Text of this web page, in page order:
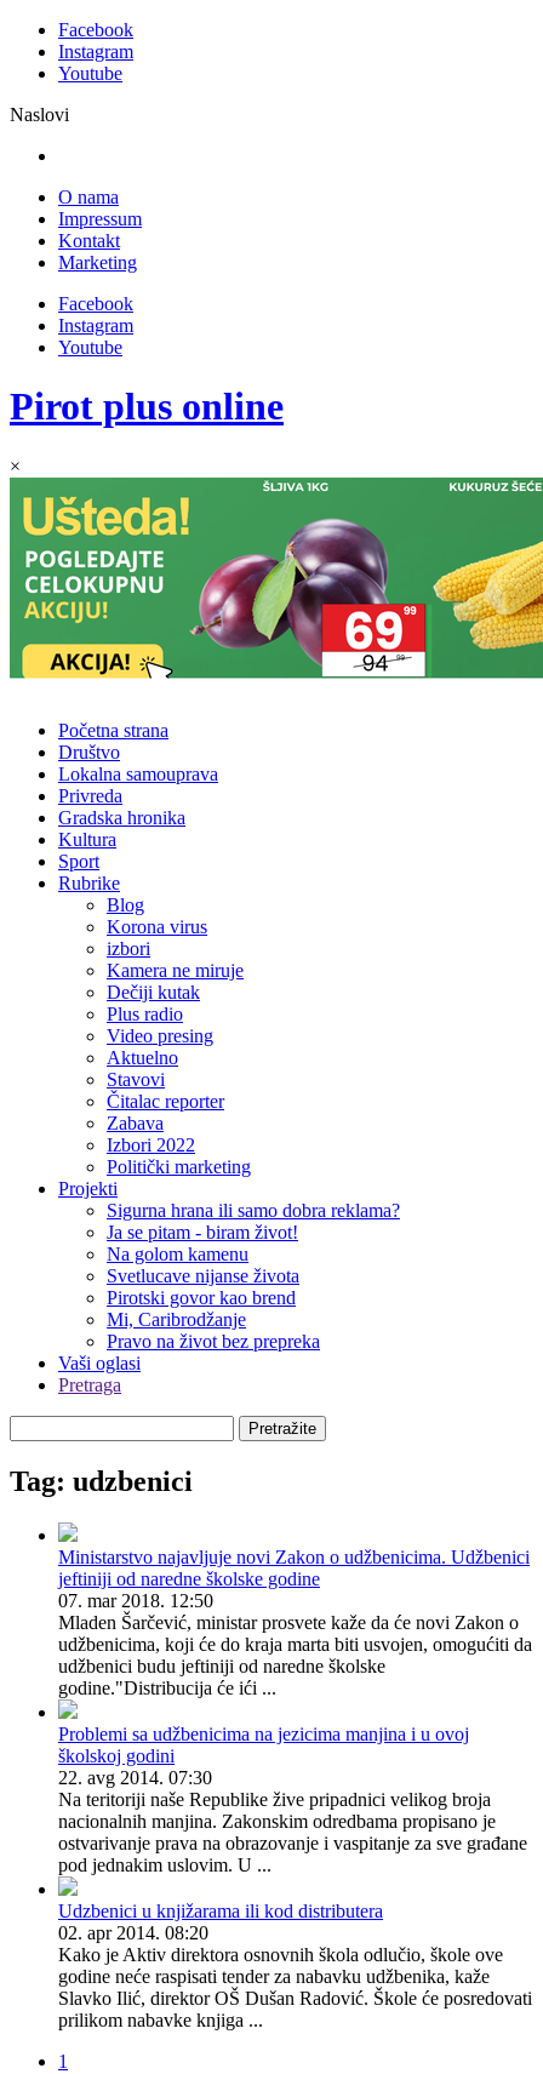
Facebook
Instagram
Youtube
Naslovi
O nama
Impressum
Kontakt
Marketing
Facebook
Instagram
Youtube
Pirot plus online
×
Početna strana
Društvo
Lokalna samouprava
Privreda
Gradska hronika
Kultura
Sport
Rubrike
Blog
Korona virus
izbori
Kamera ne miruje
Dečiji kutak
Plus radio
Video presing
Aktuelno
Stavovi
Čitalac reporter
Zabava
Izbori 2022
Politički marketing
Projekti
Sigurna hrana ili samo dobra reklama?
Ja se pitam - biram život!
Na golom kamenu
Svetlucave nijanse života
Pirotski govor kao brend
Mi, Caribrodžanje
Pravo na život bez prepreka
Vaši oglasi
Pretraga
Pretražite
Tag: udzbenici
Ministarstvo najavljuje novi Zakon o udžbenicima. Udžbenici
jeftiniji od naredne školske godine
07. mar 2018. 12:50
Mladen Šarčević, ministar prosvete kaže da će novi Zakon o
udžbenicima, koji će do kraja marta biti usvojen, omogućiti da
udžbenici budu jeftiniji od naredne školske
godine."Distribucija će ići ...
Problemi sa udžbenicima na jezicima manjina i u ovoj
školskoj godini
22. avg 2014. 07:30
Na teritoriji naše Republike žive pripadnici velikog broja
nacionalnih manjina. Zakonskim odredbama propisano je
ostvarivanje prava na obrazovanje i vaspitanje za sve građane
pod jednakim uslovim. U ...
Udzbenici u knjižarama ili kod distributera
02. apr 2014. 08:20
Kako je Aktiv direktora osnovnih škola odlučio, škole ove
godine neće raspisati tender za nabavku udžbenika, kaže
Slavko Ilić, direktor OŠ Dušan Radović. Škole će posredovati
prilikom nabavke knjiga ...
1